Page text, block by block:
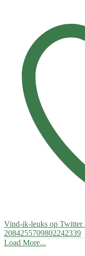
Vind-ik-leuks op Twitter
2084255709802242339
Load More...